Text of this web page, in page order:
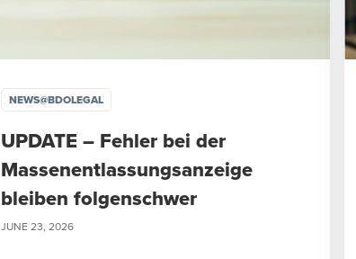
NEWS@BDOLEGAL
UPDATE – Fehler bei der
Massenentlassungsanzeige
bleiben folgenschwer
JUNE 23, 2026